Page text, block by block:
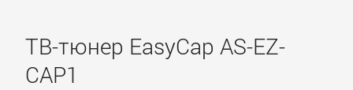
ТВ-тюнер EasyCap AS-EZ-
CAP1
Albatron